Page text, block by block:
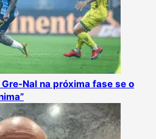
Nal na próxima fase se o